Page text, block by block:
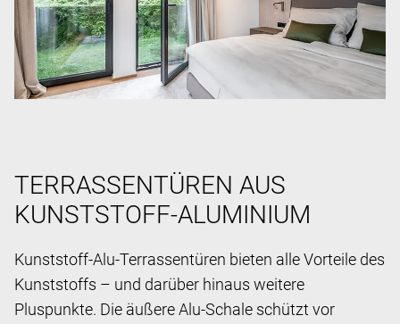
TERRASSENTÜREN AUS
KUNSTSTOFF-ALUMINIUM
Kunststoff-Alu-Terrassentüren bieten alle Vorteile des
Kunststoffs – und darüber hinaus weitere
Pluspunkte. Die äußere Alu-Schale schützt vor